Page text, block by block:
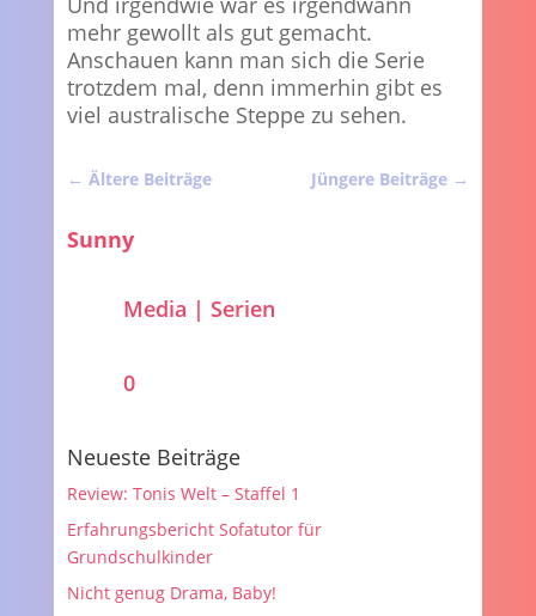
mehr gewollt als gut gemacht.
Anschauen kann man sich die Serie
trotzdem mal, denn immerhin gibt es
viel australische Steppe zu sehen.
← Ältere Beiträge Jüngere Beiträge →
Sunny
Media | Serien
0
Neueste Beiträge
Review: Tonis Welt – Staffel 1
Erfahrungsbericht Sofatutor für
Grundschulkinder
Nicht genug Drama, Baby!